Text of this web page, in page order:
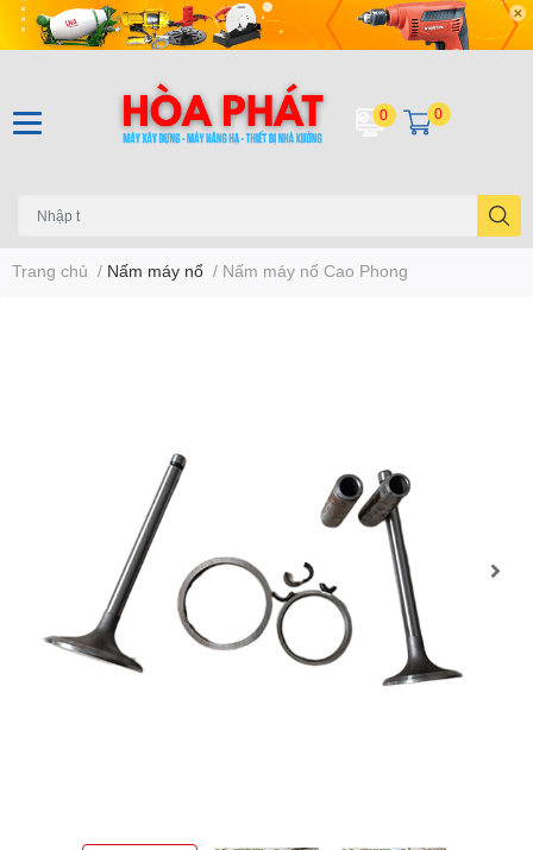
0 0
Trang chủ / Nấm máy nổ / Nấm máy nổ Cao Phong